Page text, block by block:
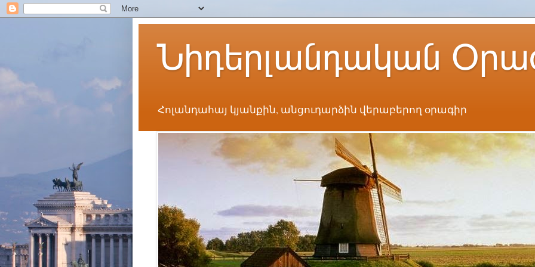
Նիդերլանդական
Հոլանդահայ կյանքին, անցուդարձին վերաբերող օրագիր